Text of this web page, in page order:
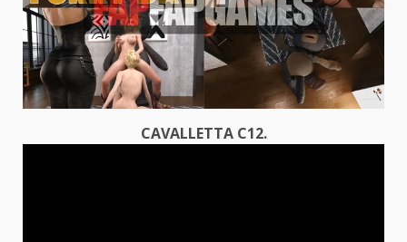
CAVALLETTA C12.